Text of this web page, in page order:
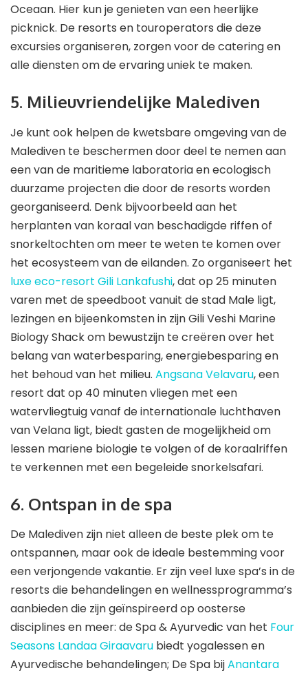
Oceaan. Hier kun je genieten van een heerlijke
picknick. De resorts en touroperators die deze
excursies organiseren, zorgen voor de catering en
alle diensten om de ervaring uniek te maken.
5. Milieuvriendelijke Malediven
Je kunt ook helpen de kwetsbare omgeving van de
Malediven te beschermen door deel te nemen aan
een van de maritieme laboratoria en ecologisch
duurzame projecten die door de resorts worden
georganiseerd. Denk bijvoorbeeld aan het
herplanten van koraal van beschadigde riffen of
snorkeltochten om meer te weten te komen over
het ecosysteem van de eilanden. Zo organiseert het
luxe eco-resort Gili Lankafushi, dat op 25 minuten
varen met de speedboot vanuit de stad Male ligt,
lezingen en bijeenkomsten in zijn Gili Veshi Marine
Biology Shack om bewustzijn te creëren over het
belang van waterbesparing, energiebesparing en
het behoud van het milieu. Angsana Velavaru, een
resort dat op 40 minuten vliegen met een
watervliegtuig vanaf de internationale luchthaven
van Velana ligt, biedt gasten de mogelijkheid om
lessen mariene biologie te volgen of de koraalriffen
te verkennen met een begeleide snorkelsafari.
6. Ontspan in de spa
De Malediven zijn niet alleen de beste plek om te
ontspannen, maar ook de ideale bestemming voor
een verjongende vakantie. Er zijn veel luxe spa’s in de
resorts die behandelingen en wellnessprogramma’s
aanbieden die zijn geïnspireerd op oosterse
disciplines en meer: ​​de Spa & Ayurvedic van het Four
Seasons Landaa Giraavaru biedt yogalessen en
Ayurvedische behandelingen; De Spa bijAnantara